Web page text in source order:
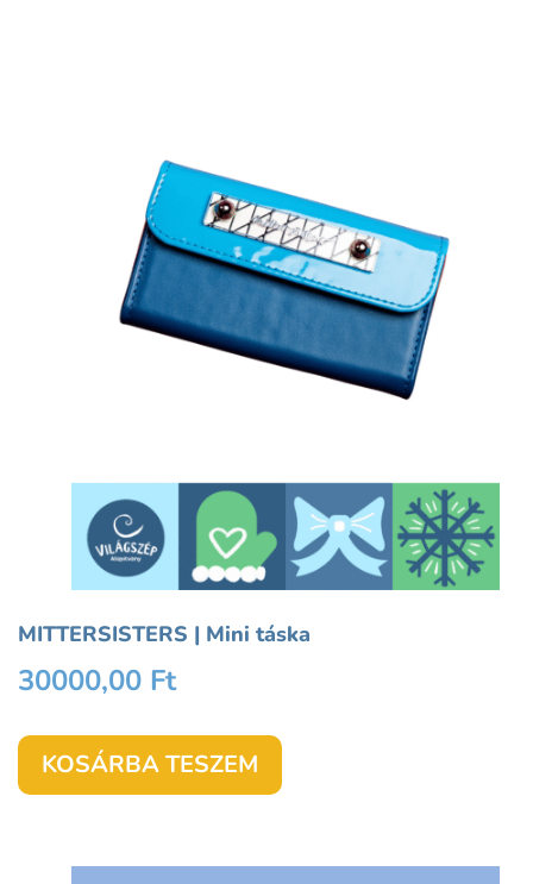
MITTERSISTERS | Mini táska
30000,00 Ft
KOSÁRBA TESZEM